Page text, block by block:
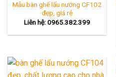
Mẫu bàn ghế lẩu nướng CF102
đẹp, giá rẻ
Liên hệ: 0965.382.399